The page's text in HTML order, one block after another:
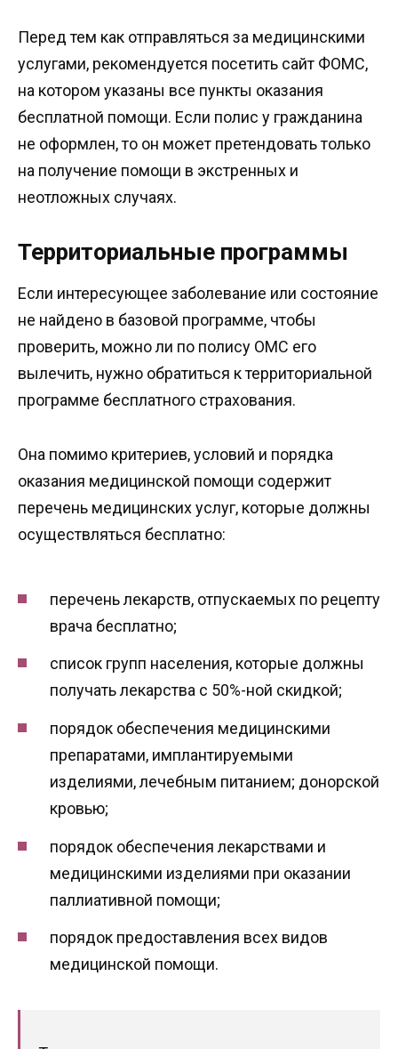
Перед тем как отправляться за медицинскими
услугами, рекомендуется посетить сайт ФОМС,
на котором указаны все пункты оказания
бесплатной помощи. Если полис у гражданина
не оформлен, то он может претендовать только
на получение помощи в экстренных и
неотложных случаях.
Территориальные программы
Если интересующее заболевание или состояние
не найдено в базовой программе, чтобы
проверить, можно ли по полису ОМС его
вылечить, нужно обратиться к территориальной
программе бесплатного страхования.
Она помимо критериев, условий и порядка
оказания медицинской помощи содержит
перечень медицинских услуг, которые должны
осуществляться бесплатно:
перечень лекарств, отпускаемых по рецепту
врача бесплатно;
список групп населения, которые должны
получать лекарства с 50%-ной скидкой;
порядок обеспечения медицинскими
препаратами, имплантируемыми
изделиями, лечебным питанием; донорской
кровью;
порядок обеспечения лекарствами и
медицинскими изделиями при оказании
паллиативной помощи;
порядок предоставления всех видов
медицинской помощи.